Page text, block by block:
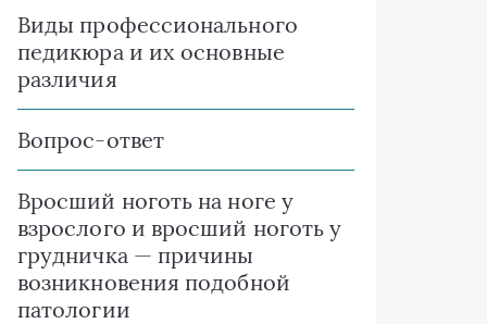
Виды профессионального
педикюра и их основные
различия
Вопрос-ответ
Вросший ноготь на ноге у
взрослого и вросший ноготь у
грудничка — причины
возникновения подобной
патологии